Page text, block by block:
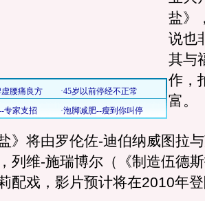
盐》
说也
其与
作，
富。
将由罗伦佐-迪伯纳威图拉与
列维-施瑞博尔（《制造伍德
配戏，影片预计将在2010年